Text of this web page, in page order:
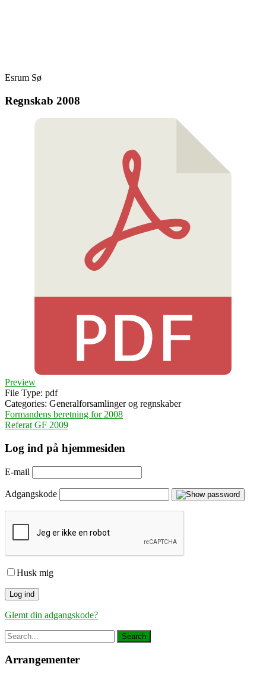
Esrum Sø
Regnskab 2008
Preview
File Type: pdf
Categories: Generalforsamlinger og regnskaber
Indlægsnavigation
Formandens beretning for 2008
Referat GF 2009
Log ind på hjemmesiden
E-mail
Adgangskode
Husk mig
Glemt din adgangskode?
Arrangementer